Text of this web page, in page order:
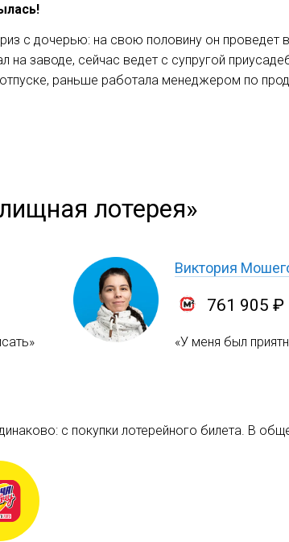
с дочерью: на свою половину он проведет
заводе, сейчас ведет с супругой
раньше работала менеджером по
лотерея»
Виктория
761 905 ₽
«У меня был
c покупки лотерейного билета. В